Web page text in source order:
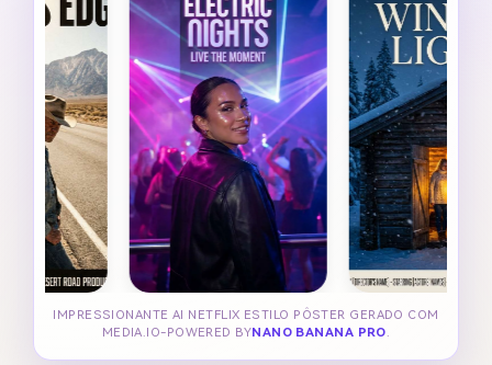
IMPRESSIONANTE AI NETFLIX ESTILO PÔSTER GERADO COM
MEDIA.IO-POWERED BYNANO BANANA PRO.